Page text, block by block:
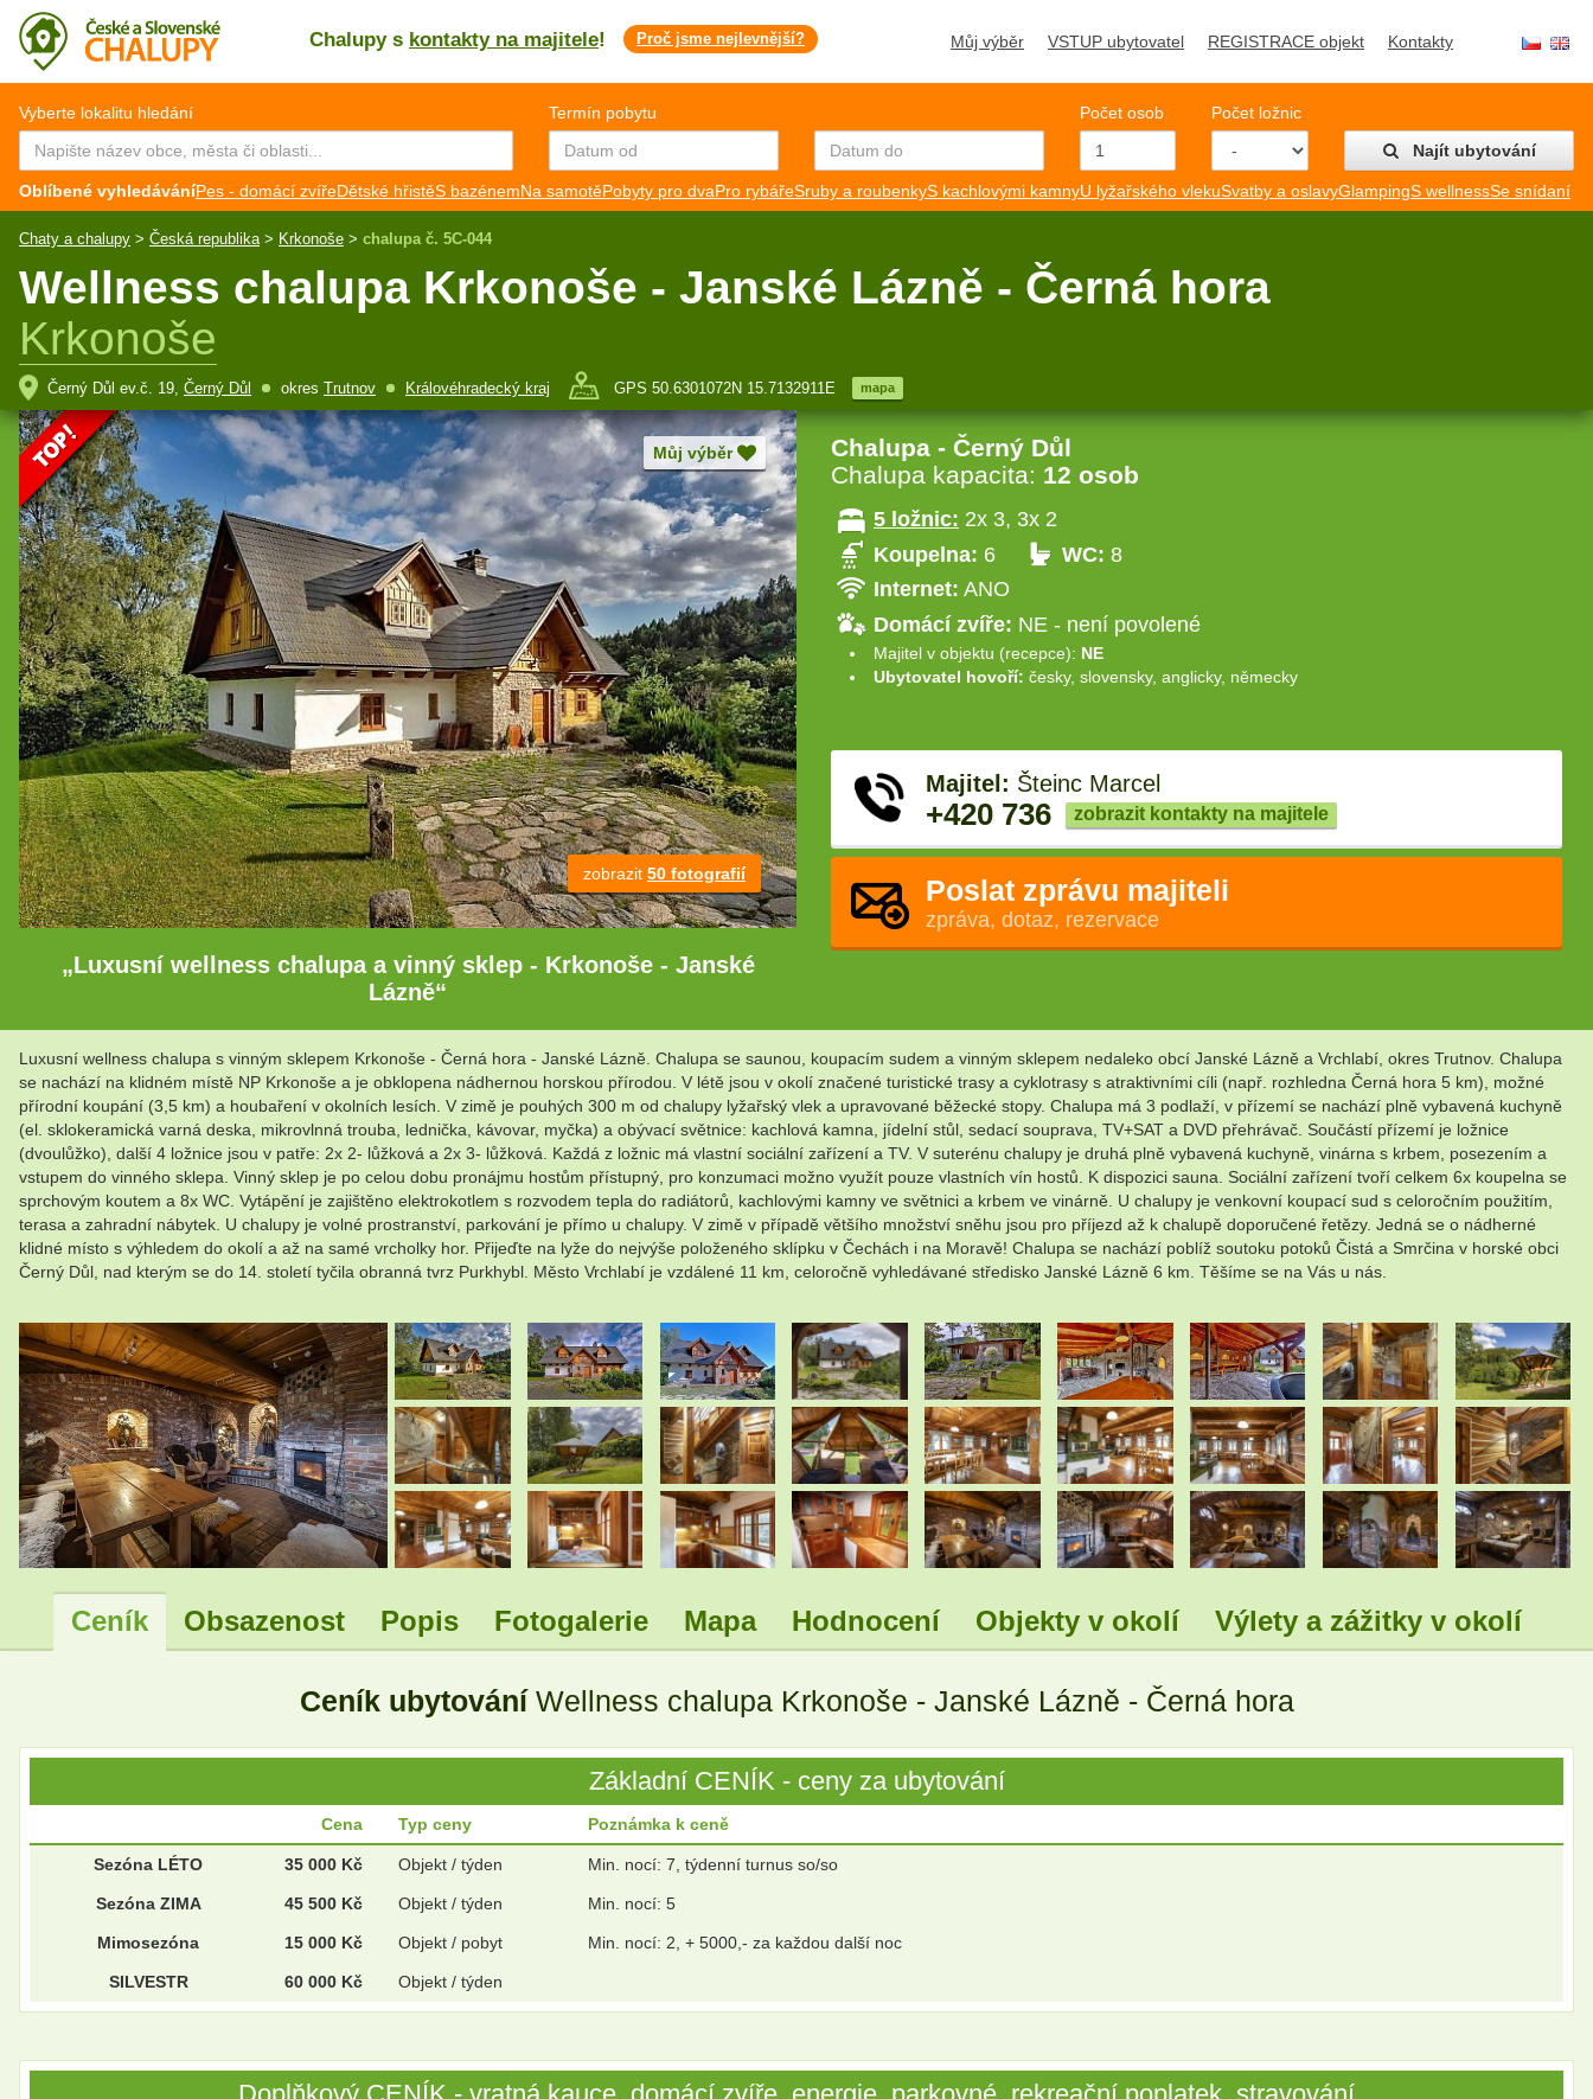
Chalupy s kontakty na majitele! Proč jsme nejlevnější? Můj výběr VSTUP ubytovatel REGISTRACE objekt Kontakty
CZ EN
Vyberte lokalitu hledání Termín pobytu Počet osob
Počet ložnic
Najít ubytování
Oblíbené vyhledáváníPes - domácí zvířeDětské hřistěS bazénemNa samotěPobyty pro dvaPro rybářeSruby a roubenkyS kachlovými kamnyU lyžařského vlekuSvatby a oslavyGlampingS wellnessSe snídaní
Chaty a chalupy > Česká republika > Krkonoše > chalupa č. 5C-044
Wellness chalupa Krkonoše - Janské Lázně - Černá hora
Krkonoše
Černý Důl ev.č. 19, Černý Důl okres Trutnov Královéhradecký kraj GPS 50.6301072N 15.7132911E mapa
Můj výběr
zobrazit 50 fotografií
„Luxusní wellness chalupa a vinný sklep - Krkonoše - Janské
Lázně“
Chalupa - Černý Důl
Chalupa kapacita: 12 osob
5 ložnic: 2x 3, 3x 2
Koupelna: 6 WC: 8
Internet: ANO
Domácí zvíře: NE - není povolené
Majitel v objektu (recepce): NE
Ubytovatel hovoří: česky, slovensky, anglicky, německy
Majitel: Šteinc Marcel
+420 736 zobrazit kontakty na majitele
Poslat zprávu majiteli
zpráva, dotaz, rezervace
Luxusní wellness chalupa s vinným sklepem Krkonoše - Černá hora - Janské Lázně. Chalupa se saunou, koupacím sudem a vinným sklepem nedaleko obcí Janské Lázně a Vrchlabí, okres Trutnov. Chalupa
se nachází na klidném místě NP Krkonoše a je obklopena nádhernou horskou přírodou. V létě jsou v okolí značené turistické trasy a cyklotrasy s atraktivními cíli (např. rozhledna Černá hora 5 km), možné
přírodní koupání (3,5 km) a houbaření v okolních lesích. V zimě je pouhých 300 m od chalupy lyžařský vlek a upravované běžecké stopy. Chalupa má 3 podlaží, v přízemí se nachází plně vybavená kuchyně
(el. sklokeramická varná deska, mikrovlnná trouba, lednička, kávovar, myčka) a obývací světnice: kachlová kamna, jídelní stůl, sedací souprava, TV+SAT a DVD přehrávač. Součástí přízemí je ložnice
(dvoulůžko), další 4 ložnice jsou v patře: 2x 2- lůžková a 2x 3- lůžková. Každá z ložnic má vlastní sociální zařízení a TV. V suterénu chalupy je druhá plně vybavená kuchyně, vinárna s krbem, posezením a
vstupem do vinného sklepa. Vinný sklep je po celou dobu pronájmu hostům přístupný, pro konzumaci možno využít pouze vlastních vín hostů. K dispozici sauna. Sociální zařízení tvoří celkem 6x koupelna se
sprchovým koutem a 8x WC. Vytápění je zajištěno elektrokotlem s rozvodem tepla do radiátorů, kachlovými kamny ve světnici a krbem ve vinárně. U chalupy je venkovní koupací sud s celoročním použitím,
terasa a zahradní nábytek. U chalupy je volné prostranství, parkování je přímo u chalupy. V zimě v případě většího množství sněhu jsou pro příjezd až k chalupě doporučené řetězy. Jedná se o nádherné
klidné místo s výhledem do okolí a až na samé vrcholky hor. Přijeďte na lyže do nejvýše položeného sklípku v Čechách i na Moravě! Chalupa se nachází poblíž soutoku potoků Čistá a Smrčina v horské obci
Černý Důl, nad kterým se do 14. století tyčila obranná tvrz Purkhybl. Město Vrchlabí je vzdálené 11 km, celoročně vyhledávané středisko Janské Lázně 6 km. Těšíme se na Vás u nás.
Ceník Obsazenost Popis Fotogalerie Mapa Hodnocení Objekty v okolí Výlety a zážitky v okolí
Ceník ubytování Wellness chalupa Krkonoše - Janské Lázně - Černá hora
Základní CENÍK - ceny za ubytování
Cena Typ ceny Poznámka k ceně
Sezóna LÉTO 35 000 Kč Objekt / týden Min. nocí: 7, týdenní turnus so/so
Sezóna ZIMA 45 500 Kč Objekt / týden Min. nocí: 5
Mimosezóna 15 000 Kč Objekt / pobyt Min. nocí: 2, + 5000,- za každou další noc
SILVESTR 60 000 Kč Objekt / týden